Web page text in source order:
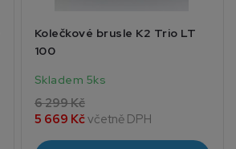
Kolečkové brusle K2 Trio LT
100
Skladem 5ks
6 299 Kč
5 669 Kčvčetně DPH